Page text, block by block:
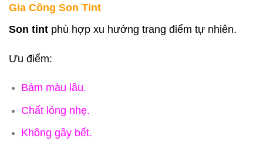
Gia Công Son Tint
Son tint phù hợp xu hướng trang điểm tự nhiên.
Ưu điểm:
Bám màu lâu.
Chất lỏng nhẹ.
Không gây bết.